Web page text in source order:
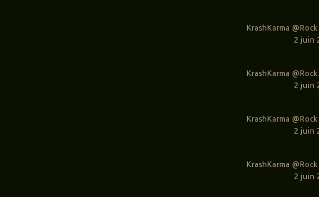
KrashKarma
2 juin
KrashKarma
2 juin
KrashKarma
2 juin
KrashKarma
2 juin